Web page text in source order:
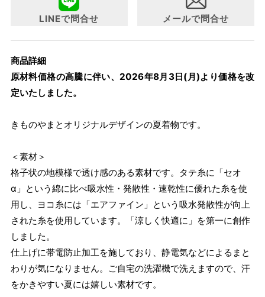
LINEで問合せ メールで問合せ
商品詳細
原材料価格の高騰に伴い、2026年8月3日(月)より価格を改
定いたしました。
きものやまとオリジナルデザインの夏着物です。
＜素材＞
格子状の地模様で透け感のある素材です。タテ糸に「セオ
α」という綿に比べ吸水性・発散性・速乾性に優れた糸を使
用し、ヨコ糸には「エアファイン」という吸水発散性が向上
された糸を使用しています。「涼しく快適に」を第一に創作
しました。
仕上げに帯電防止加工を施しており、静電気などによるまと
わりが気になりません。ご自宅の洗濯機で洗えますので、汗
をかきやすい夏には嬉しい素材です。